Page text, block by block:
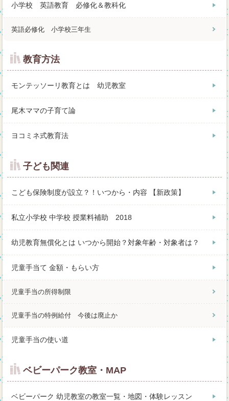
小学校 英語教育 必修化＆教科化
英語必修化 小学校三年生
教育方法
モンテッソーリ教育とは 幼児教室
尾木ママの子育て論
ヨコミネ式教育法
子ども関連
こども保険制度が設立？！いつから・内容 【新政策】
私立小学校 中学校 授業料補助 2018
幼児教育無償化とは いつから開始？対象年齢・対象者は？
児童手当て 金額・もらい方
児童手当の所得制限
児童手当の特例給付 今後は廃止か
児童手当の使い道
ベビーパーク教室・MAP
ベビーパーク 幼児教室の教室一覧・地図・体験レッスン